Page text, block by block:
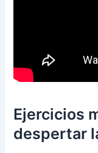
Ejercicios
despertar